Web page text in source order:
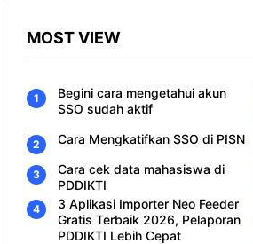
MOST VIEW
Begini cara mengetahui akun
SSO sudah aktif
Cara Mengkatifkan SSO di PISN
Cara cek data mahasiswa di
PDDIKTI
3 Aplikasi Importer Neo Feeder
Gratis Terbaik 2026, Pelaporan
PDDIKTI Lebih Cepat